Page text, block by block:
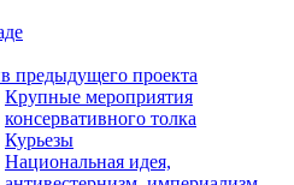
предыдущего проекта
Крупные мероприятия
консервативного толка
Курьезы
Национальная идея,